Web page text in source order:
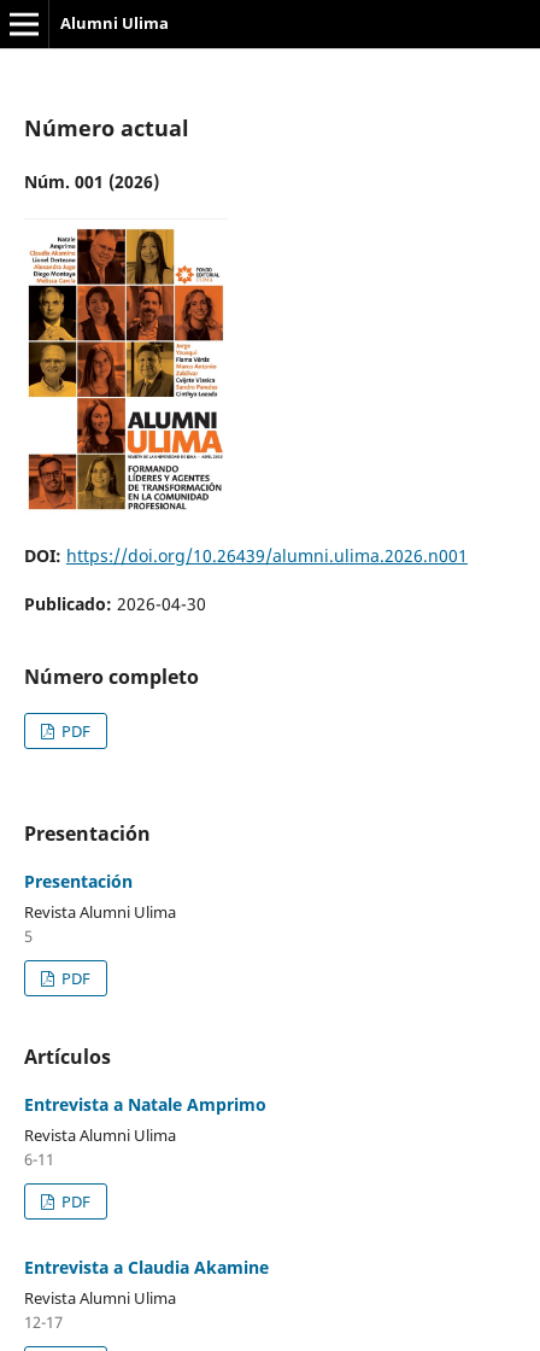
Alumni Ulima
Número actual
Núm. 001 (2026)
DOI: https://doi.org/10.26439/alumni.ulima.2026.n001
Publicado: 2026-04-30
Número completo
PDF
Presentación
Presentación
Revista Alumni Ulima
5
PDF
Artículos
Entrevista a Natale Amprimo
Revista Alumni Ulima
6-11
PDF
Entrevista a Claudia Akamine
Revista Alumni Ulima
12-17